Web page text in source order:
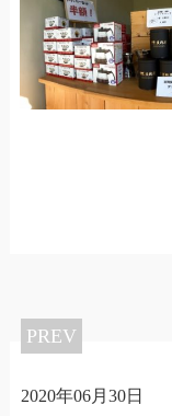
PREV
2020年06月30日